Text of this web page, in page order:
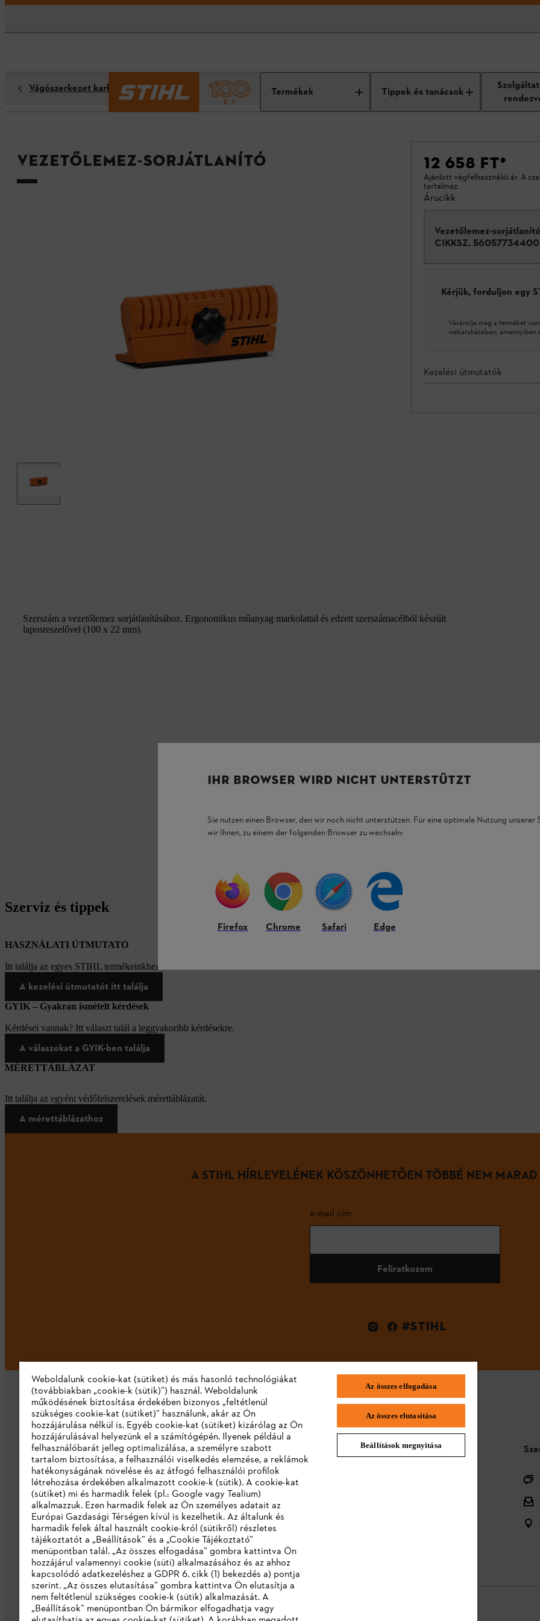
Termékek Tippek és tanácsok
Vágószerkezet karbantartása
Vezetőlemez-sorjátlanító 12 658 FT*
Ajánlott végfelhasználói ár. A
tartalmaz.
Árucikk
Vezetőlemez-sorjátlanító
CIKKSZ. 56057734400
Kérjük, forduljon egy
Vásárolja meg a terméket
webáruházában, amennyiben
Kezelési útmutatók
Szerszám a vezetőlemez sorjátlanításához. Ergonomikus műanyag markolattal és edzett szerszámacélból készült
laposreszelővel (100 x 22 mm).
Szerviz és tippek
HASZNÁLATI ÚTMUTATÓ
Itt találja az egyes STIHL termékeinkhez tartozó használati útmutatókat.
A kezelési útmutatót itt találja
GYIK – Gyakran ismételt kérdések
Kérdései vannak? Itt választ talál a leggyakoribb kérdésekre.
A válaszokat a GYIK-ben találja
MÉRETTÁBLÁZAT
Itt találja az egyéni védőfelszerelések mérettáblázatát.
A mérettáblázathoz
A STIHL HÍRLEVELÉNEK KÖSZÖNHETŐEN TÖBBÉ NEM
e-mail cím
Feliratkozom
#STIHL
Vállalat
Rólunk
Katalógus letöltése
Visszaélés bejelentés
STIHL GYIK
IHR BROWSER WIRD NICHT UNTERSTÜTZT
Sie nutzen einen Browser, den wir noch nicht unterstützen. Für eine optimale Nutzung unserer
wir Ihnen, zu einem der folgenden Browser zu wechseln:
Firefox Chrome Safari Edge
Weboldalunk cookie-kat (sütiket) és más hasonló technológiákat
(továbbiakban „cookie-k (sütik)”) használ. Weboldalunk
működésének biztosítása érdekében bizonyos „feltétlenül
szükséges cookie-kat (sütiket)” használunk, akár az Ön
hozzájárulása nélkül is. Egyéb cookie-kat (sütiket) kizárólag az Ön
hozzájárulásával helyezünk el a számítógépén. Ilyenek például a
felhasználóbarát jelleg optimalizálása, a személyre szabott
tartalom biztosítása, a felhasználói viselkedés elemzése, a reklámok
hatékonyságának növelése és az átfogó felhasználói profilok
létrehozása érdekében alkalmazott cookie-k (sütik). A cookie-kat
(sütiket) mi és harmadik felek (pl.: Google vagy Tealium)
alkalmazzuk. Ezen harmadik felek az Ön személyes adatait az
Európai Gazdasági Térségen kívül is kezelhetik. Az általunk és
harmadik felek által használt cookie-król (sütikről) részletes
tájékoztatót a „Beállítások” és a „Cookie Tájékoztató”
menüpontban talál. „Az összes elfogadása” gombra kattintva Ön
hozzájárul valamennyi cookie (süti) alkalmazásához és az ahhoz
kapcsolódó adatkezeléshez a GDPR 6. cikk (1) bekezdés a) pontja
szerint. „Az összes elutasítása” gombra kattintva Ön elutasítja a
nem feltétlenül szükséges cookie-k (sütik) alkalmazását. A
„Beállítások” menüpontban Ön bármikor elfogadhatja vagy
Az összes elfogadása
Az összes elutasítása
Beállítások megnyitása